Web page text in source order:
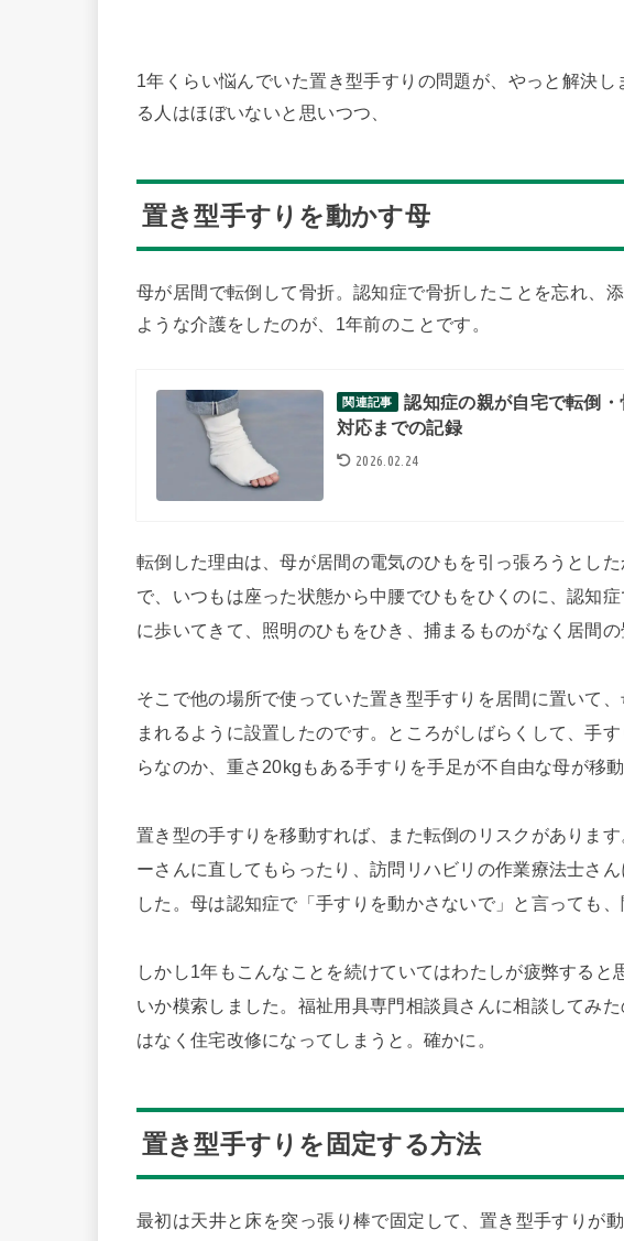
1年くらい悩んでいた置き型手すりの問題が、やっと解決
る人はほぼいないと思いつつ、
置き型手すりを動かす母
母が居間で転倒して骨折。認知症で骨折したことを忘れ、
ような介護をしたのが、1年前のことです。
関連記事
認知症の親が自宅で転倒
対応までの記録
2026.02.24
転倒した理由は、母が居間の電気のひもを引っ張ろうとし
で、いつもは座った状態から中腰でひもをひくのに、認知
に歩いてきて、照明のひもをひき、捕まるものがなく居間の
そこで他の場所で使っていた置き型手すりを居間に置いて
まれるように設置したのです。ところがしばらくして、手
らなのか、重さ20kgもある手すりを手足が不自由な母が移
置き型の手すりを移動すれば、また転倒のリスクがありま
ーさんに直してもらったり、訪問リハビリの作業療法士さ
した。母は認知症で「手すりを動かさないで」と言っても、
しかし1年もこんなことを続けていてはわたしが疲弊する
いか模索しました。福祉用具専門相談員さんに相談してみ
はなく住宅改修になってしまうと。確かに。
置き型手すりを固定する方法
最初は天井と床を突っ張り棒で固定して、置き型手すりが